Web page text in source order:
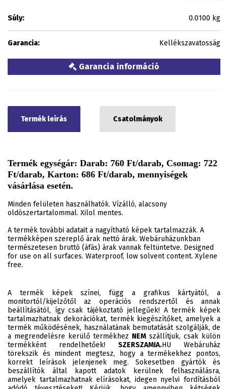
Súly: 0.0100 kg
Garancia: Kellékszavatosság
Garancia információ
Termék leírás Csatolmányok
Termék egységár: Darab: 760 Ft/darab, Csomag: 722
Ft/darab, Karton: 686 Ft/darab, mennyiségek
vásárlása esetén.
Minden felületen használhatók. Vízálló, alacsony
oldószertartalommal. Xilol mentes.
A termék további adatait a nagyítható képek tartalmazzák. A
termékképen szereplő árak nettó árak. Webáruházunkban
természetesen bruttó (áfás) árak vannak feltüntetve. Designed
for use on all surfaces. Waterproof, low solvent content. Xylene
free.
A termék képek színei, függ a grafikus kártyától, a
monitortól/kijelzőtől az operációs rendszertől és annak
beállításától, így csak tájékoztató jellegűek! A termék képek
tartalmazhatnak dekorációkat, termék kiegészítőket, amelyek a
termék működésének, használatának bemutatását szolgálják, de
a megrendelésre kerülő termékhez NEM szállítjuk, csak külön
termékként rendelhetőek! SZERSZAMIA.HU Webáruház
törekszik és mindent megtesz, hogy a termékekhez pontos,
korrekt leírások jelenjenek meg. Sokesetben gyártók és
beszállítók által kapott adatok kerülnek felhasználásra,
amelyek tartalmazhatnak elírásokat, idegen nyelvi fordításból